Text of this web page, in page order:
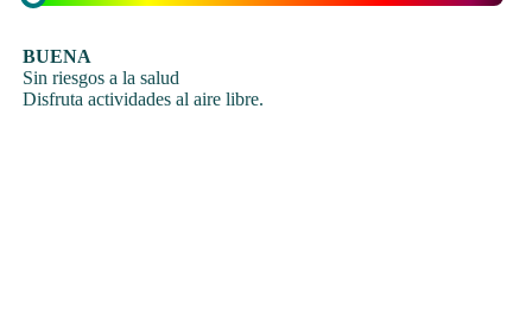
BUENA
Sin riesgos a la salud
Disfruta actividades al aire libre.